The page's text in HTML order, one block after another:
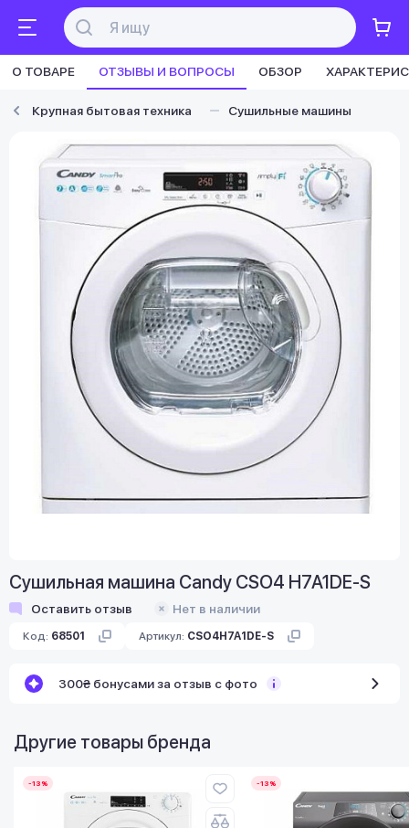
О ТОВАРЕ ОТЗЫВЫ И ВОПРОСЫ ОБЗОР
Крупная бытовая техника Сушильные машины
Сушильная машина Candy CSO4 H7A1DE-S
Оставить отзыв Нет в наличии
Код: 68501 Артикул: CSO4H7A1DE-S
300₴ бонусами за отзыв с фото
Другие товары бренда
-13% -13%